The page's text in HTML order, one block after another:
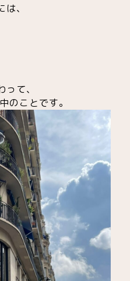
、
て、
のことです。